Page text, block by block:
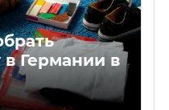
Германии в